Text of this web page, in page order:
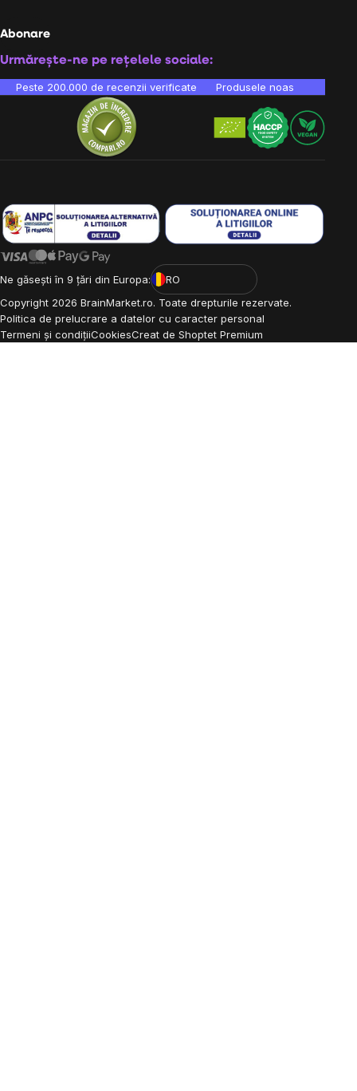
Abonare
Urmărește-ne pe rețelele sociale:
Peste 200.000 de recenzii verificate Produsele noastre sunt
Ne găsești în 9 țări din Europa:
RO
Copyright 2026 BrainMarket.ro. Toate drepturile rezervate.
Politica de prelucrare a datelor cu caracter personal
Termeni și condițiiCookiesCreat de Shoptet Premium